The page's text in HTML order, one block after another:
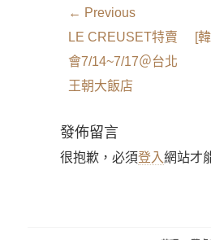
文
章
導
覽
← Previous
Previous
post:
LE CREUSET特賣
會7/14~7/17＠台北
王朝大飯店
Next
[
發佈留言
很抱歉，必須登入網站才